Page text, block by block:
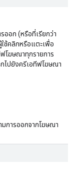
ออก (หรือที่เรียกว่า
ช้คลิกหรือแตะเพื่อ
โฆษณาทุกรายการ
ไปยังครีเอทีฟโฆษณา
มการออกจากโฆษณา